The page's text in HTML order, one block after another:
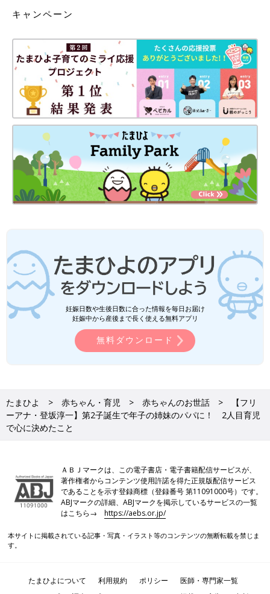
キャンペーン
妊娠日数や生後日数に合った情報を毎日お届け
妊娠中から産後まで長く使える無料アプリ
無料ダウンロード
たまひよ 赤ちゃん・育児 赤ちゃんのお世話
【フリ
ーアナ・登坂淳一】第2子誕生で年子の姉妹のパパに！ 2人目育児
で心に決めたこと
ＡＢＪマークは、この電子書店・電子書籍配信サービスが、
著作権者からコンテンツ使用許諾を得た正規版配信サービス
であることを示す登録商標（登録番号 第11091000号）です。
ABJマークの詳細、ABJマークを掲示しているサービスの一覧
はこちら→https://aebs.or.jp/
本サイトに掲載されている記事・写真・イラスト等のコンテンツの無断転載を禁じま
す。
たまひよについて 利用規約 ポリシー
医師・専門家一覧